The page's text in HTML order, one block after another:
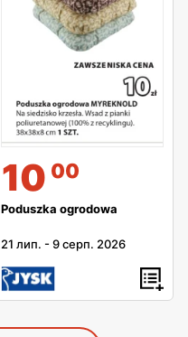
10 00
Poduszka ogrodowa
21 лип. -9 серп. 2026